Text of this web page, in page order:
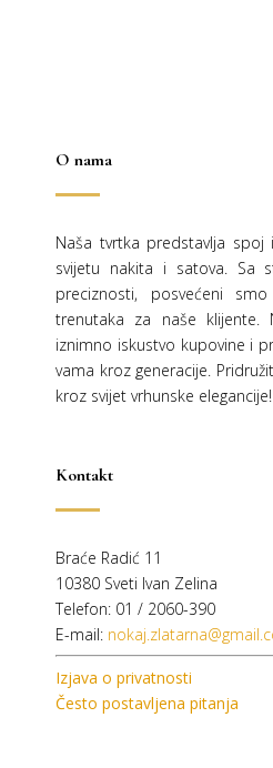
O nama
Naša tvrtka predstavlja spoj
svijetu nakita i satova. Sa
preciznosti, posvećeni
trenutaka za naše
iznimno iskustvo kupovine i
vama kroz generacije.
kroz svijet vrhunske elegancije!
Kontakt
Braće Radić 11
10380 Sveti Ivan Zelina
Telefon: 01 / 2060-390
E-mail:
Izjava o privatnosti
Često postavljena pitanja